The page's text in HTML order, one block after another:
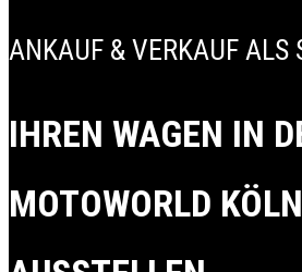
ANKAUF & VERKAUF ALS
IHREN WAGEN IN
MOTOWORLD KÖLN